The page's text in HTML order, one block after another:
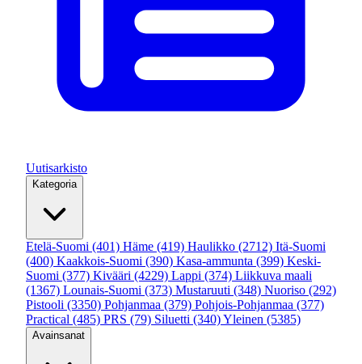
Uutisarkisto
Kategoria
Etelä-Suomi (401) Häme (419) Haulikko (2712) Itä-Suomi
(400) Kaakkois-Suomi (390) Kasa-ammunta (399) Keski-
Suomi (377) Kivääri (4229) Lappi (374) Liikkuva maali
(1367) Lounais-Suomi (373) Mustaruuti (348) Nuoriso (292)
Pistooli (3350) Pohjanmaa (379) Pohjois-Pohjanmaa (377)
Practical (485) PRS (79) Siluetti (340)Yleinen (5385)
Avainsanat